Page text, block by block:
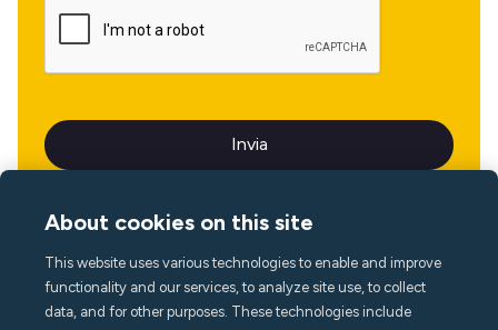
Lingua
About cookies on this site
This website uses various technologies to enable and improve
functionality and our services, to analyze site use, to collect
data, and for other purposes. These technologies include